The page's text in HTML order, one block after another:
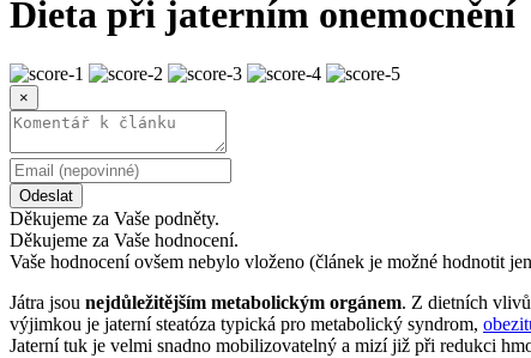
Dieta při jaterním onemocnění
×
Odeslat
Děkujeme za Vaše podněty.
Děkujeme za Vaše hodnocení.
Vaše hodnocení ovšem nebylo vloženo (článek je možné hodnotit
Játra jsou nejdůležitějším metabolickým orgánem. Z dietních
výjimkou je jaterní steatóza typická pro metabolický syndrom,
Jaterní tuk je velmi snadno mobilizovatelný a mizí již při redukci